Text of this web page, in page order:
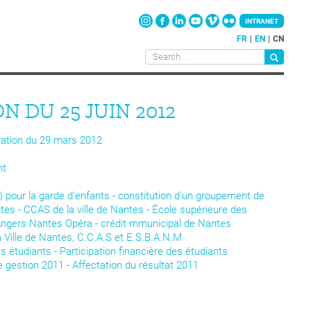
FR EN CN
INTRANET
DU 25 JUIN 2012
du 29 mars 2012
pour la garde d'enfants - constitution d'un groupement de
- CCAS de la ville de Nantes - École supérieure des
Nantes Opéra - crédit mmunicipal de Nantes
de Nantes, C.C.A.S et E.S.B.A.N.M
étudiants - Participation financière des étudiants
2011 - Affectation du résultat 2011